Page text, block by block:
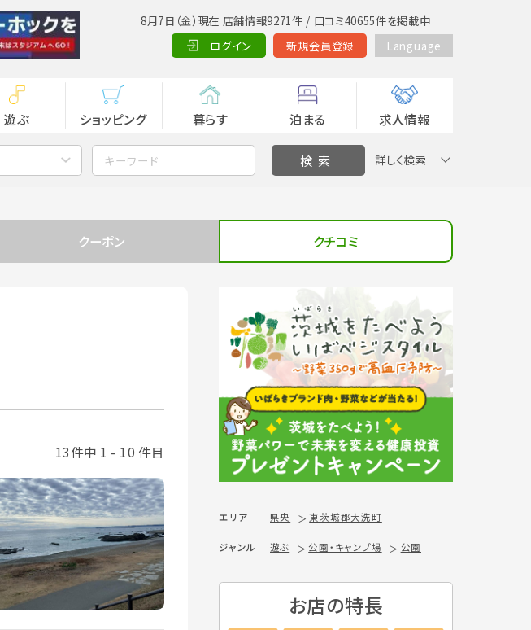
8月7日（金）現在 店舗情報9271件 / 口コミ40655件を掲載中
ログイン
新規会員登録 Language
遊ぶ ショッピング 暮らす 泊まる 求人情報
詳しく検索
クーポン クチコミ
13件中 1 - 10 件目
エリア 県央 東茨城郡大洗町
ジャンル 遊ぶ 公園・キャンプ場 公園
お店の特長